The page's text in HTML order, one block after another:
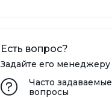
Есть вопрос?
Задайте его менеджеру
Часто задаваемые
вопросы